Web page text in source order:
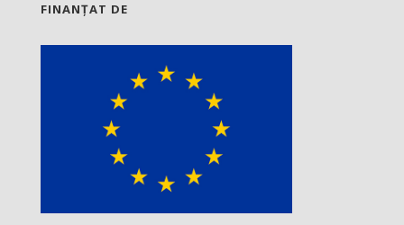
FINANȚAT DE